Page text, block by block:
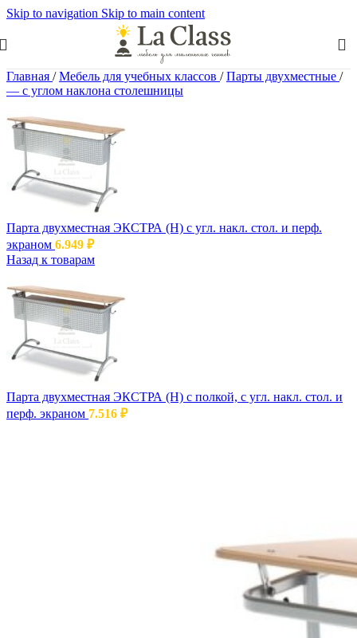
Skip to navigation Skip to main content
Главная / Мебель для учебных классов / Парты двухместные /
— c углом наклона столешницы
Парта двухместная ЭКСТРА (Н) с угл. накл. стол. и перф.
экраном 6.949 ₽
Назад к товарам
Парта двухместная ЭКСТРА (Н) с полкой, с угл. накл. стол. и
перф. экраном 7.516 ₽